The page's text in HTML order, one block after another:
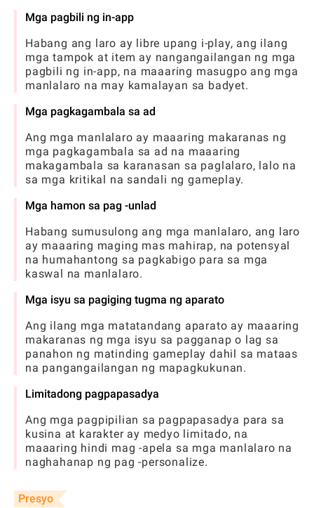
Mga pagbili ng in-app
Habang ang laro ay libre upang i-play, ang ilang
mga tampok at item ay nangangailangan ng mga
pagbili ng in-app, na maaaring masugpo ang mga
manlalaro na may kamalayan sa badyet.
Mga pagkagambala sa ad
Ang mga manlalaro ay maaaring makaranas ng
mga pagkagambala sa ad na maaaring
makagambala sa karanasan sa paglalaro, lalo na
sa mga kritikal na sandali ng gameplay.
Mga hamon sa pag -unlad
Habang sumusulong ang mga manlalaro, ang laro
ay maaaring maging mas mahirap, na potensyal
na humahantong sa pagkabigo para sa mga
kaswal na manlalaro.
Mga isyu sa pagiging tugma ng aparato
Ang ilang mga matatandang aparato ay maaaring
makaranas ng mga isyu sa pagganap o lag sa
panahon ng matinding gameplay dahil sa mataas
na pangangailangan ng mapagkukunan.
Limitadong pagpapasadya
Ang mga pagpipilian sa pagpapasadya para sa
kusina at karakter ay medyo limitado, na
maaaring hindi mag -apela sa mga manlalaro na
naghahanap ng pag -personalize.
Presyo